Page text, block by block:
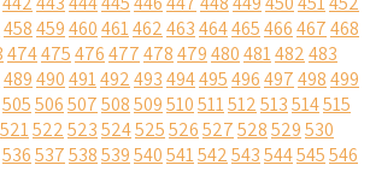
458459460461462463464465466467468
474475476477478479480481482483
489490491492493494495496497498499
505506507508509510511512513514515
521522523524525526527528529530
536537538539540541542543544545546